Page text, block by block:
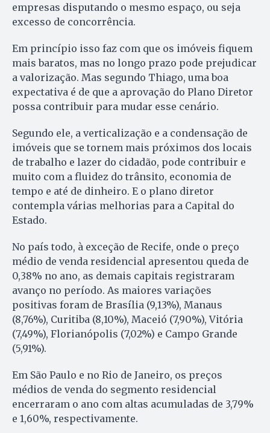
empresas disputando o mesmo espaço, ou seja
excesso de concorrência.
Em princípio isso faz com que os imóveis fiquem
mais baratos, mas no longo prazo pode prejudicar
a valorização. Mas segundo Thiago, uma boa
expectativa é de que a aprovação do Plano Diretor
possa contribuir para mudar esse cenário.
Segundo ele, a verticalização e a condensação de
imóveis que se tornem mais próximos dos locais
de trabalho e lazer do cidadão, pode contribuir e
muito com a fluidez do trânsito, economia de
tempo e até de dinheiro. E o plano diretor
contempla várias melhorias para a Capital do
Estado.
No país todo, à exceção de Recife, onde o preço
médio de venda residencial apresentou queda de
0,38% no ano, as demais capitais registraram
avanço no período. As maiores variações
positivas foram de Brasília (9,13%), Manaus
(8,76%), Curitiba (8,10%), Maceió (7,90%), Vitória
(7,49%), Florianópolis (7,02%) e Campo Grande
(5,91%).
Em São Paulo e no Rio de Janeiro, os preços
médios de venda do segmento residencial
encerraram o ano com altas acumuladas de 3,79%
e 1,60%, respectivamente.